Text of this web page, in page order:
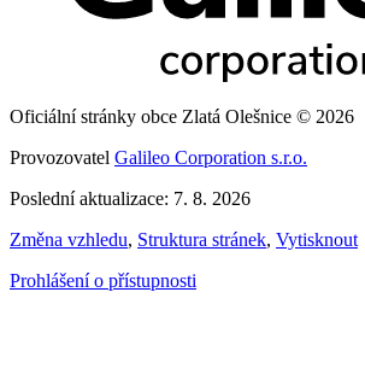
Oficiální stránky obce Zlatá Olešnice © 2026
Provozovatel Galileo Corporation s.r.o.
Poslední aktualizace: 7. 8. 2026
Změna vzhledu, Struktura stránek, Vytisknout
Prohlášení o přístupnosti